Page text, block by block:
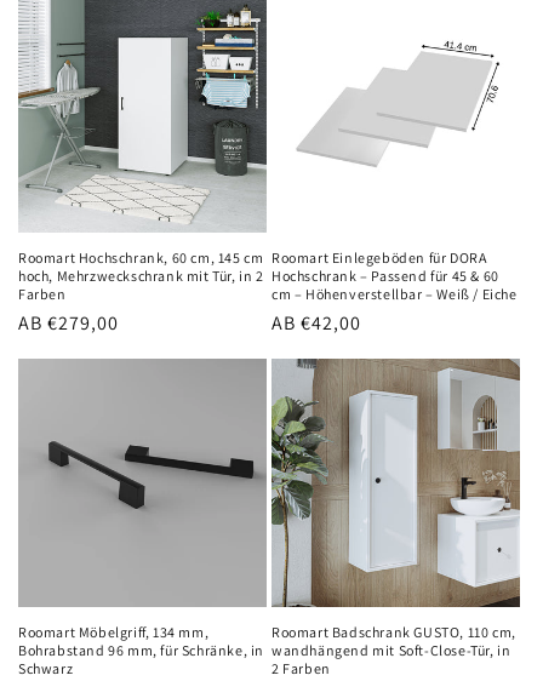
Roomart Hochschrank, 60 cm, 145 cm
hoch, Mehrzweckschrank mit Tür, in 2
Farben
Normaler
AB €279,00
Roomart Einlegeböden für DORA
Hochschrank – Passend für 45 & 60
cm – Höhenverstellbar – Weiß / Eiche
Normaler
AB €42,00
Roomart Möbelgriff, 134 mm,
Bohrabstand 96 mm, für Schränke, in
Schwarz
Roomart Badschrank GUSTO, 110 cm,
wandhängend mit Soft-Close-Tür, in
2 Farben